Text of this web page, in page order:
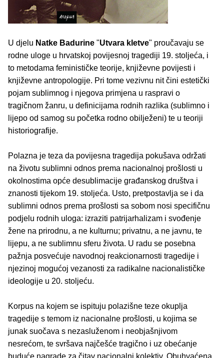
U djelu Natke Badurine "Utvara kletve" proučavaju se
rodne uloge u hrvatskoj povijesnoj tragediji 19. stoljeća, i
to metodama feminističke teorije, književne povijesti i
književne antropologije. Pri tome vezivnu nit čini estetički
pojam sublimnog i njegova primjena u raspravi o
tragičnom žanru, u definicijama rodnih razlika (sublimno i
lijepo od samog su početka rodno obilježeni) te u teoriji
historiografije.
Polazna je teza da povijesna tragedija pokušava održati
na životu sublimni odnos prema nacionalnoj prošlosti u
okolnostima opće desublimacije građanskog društva i
znanosti tijekom 19. stoljeća. Usto, pretpostavlja se i da
sublimni odnos prema prošlosti sa sobom nosi specifičnu
podjelu rodnih uloga: izraziti patrijarhalizam i svođenje
žene na prirodnu, a ne kulturnu; privatnu, a ne javnu, te
lijepu, a ne sublimnu sferu života. U radu se posebna
pažnja posvećuje navodnoj reakcionarnosti tragedije i
njezinoj mogućoj vezanosti za radikalne nacionalističke
ideologije u 20. stoljeću.
Korpus na kojem se ispituju polazišne teze okuplja
tragedije s temom iz nacionalne prošlosti, u kojima se
junak suočava s nezasluženom i neobjašnjivom
nesrećom, te svršava najčešće tragično i uz obećanje
buduće nagrade za čitav nacionalni kolektiv. Obuhvaćena